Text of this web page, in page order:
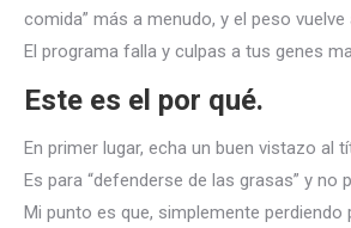
comida” más a menudo, y el peso
El programa falla y culpas a tus genes
Este es el por qué.
En primer lugar, echa un buen vistazo al
Es para “defenderse de las grasas” y no
Mi punto es que, simplemente perdiendo